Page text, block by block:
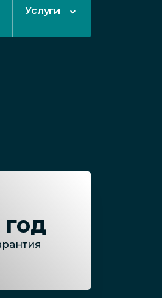
Услуги
год